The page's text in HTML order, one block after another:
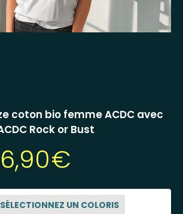
coton bio femme ACDC avec
Rock or Bust
€
SÉLECTIONNEZ UN COLORIS